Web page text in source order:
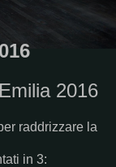
2016
raddrizzare la
in 3: